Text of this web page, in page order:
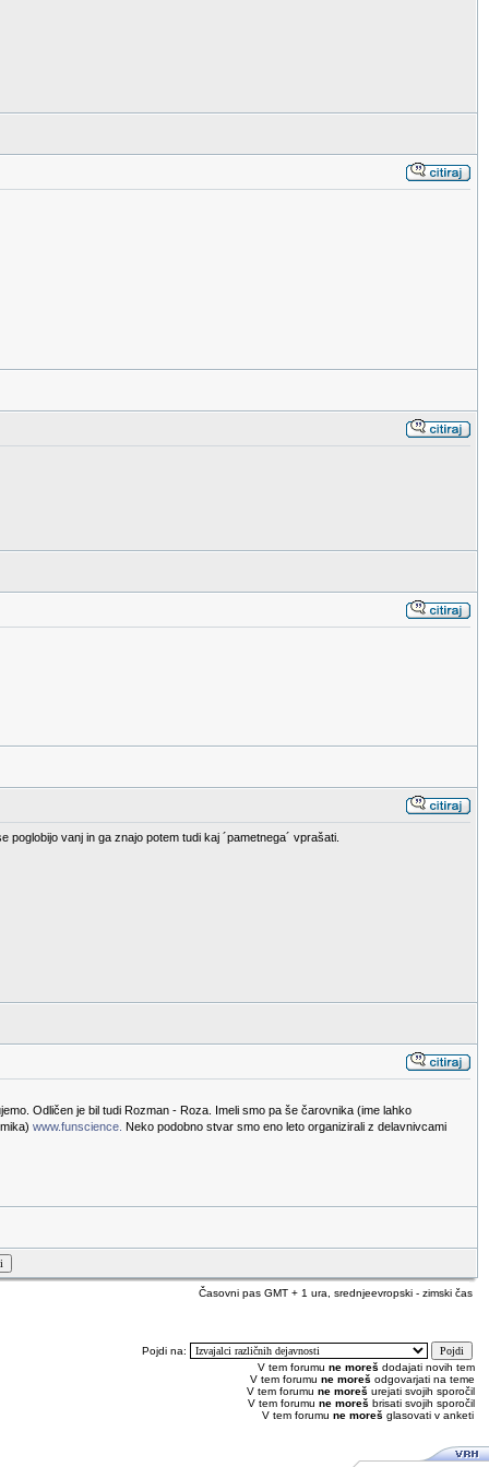
vanj in ga znajo potem tudi kaj ´pametnega´ vprašati.
Odličen je bil tudi Rozman - Roza. Imeli smo pa še čarovnika (ime lahko
www.funscience. Neko podobno stvar smo eno leto organizirali z delavnivcami
Časovni pas GMT + 1 ura, srednjeevropski - zimski čas
Pojdi na:
V tem forumu ne moreš dodajati novih tem
V tem forumu ne moreš odgovarjati na teme
V tem forumu ne moreš urejati svojih sporočil
V tem forumu ne moreš brisati svojih sporočil
V tem forumu ne moreš glasovati v anketi